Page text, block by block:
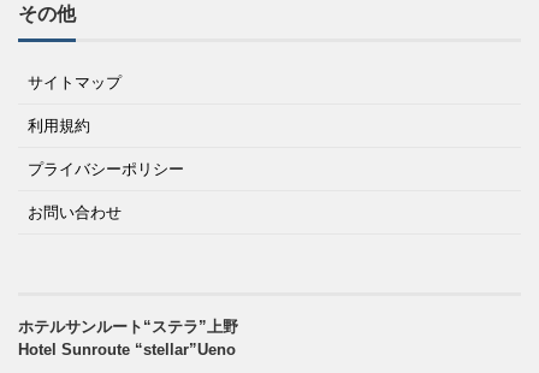
その他
サイトマップ
利用規約
プライバシーポリシー
お問い合わせ
ホテルサンルート“ステラ”上野
Hotel Sunroute “stellar”Ueno